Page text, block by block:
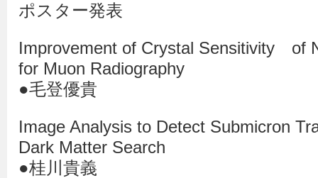
ポスター発表
Improvement of Crystal Sensitivity of
for Muon Radiography
●毛登優貴
Image Analysis to Detect Submicron
Dark Matter Search
●桂川貴義